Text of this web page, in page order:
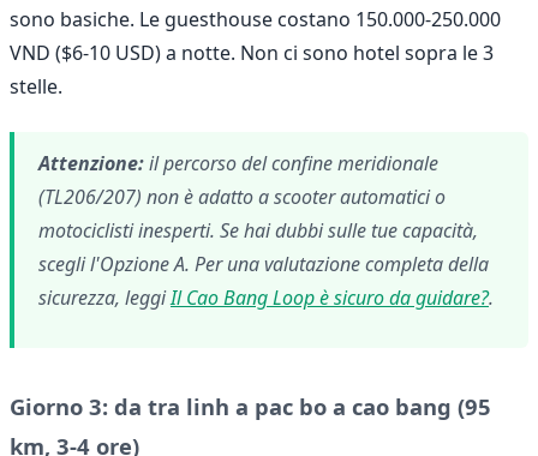
sono basiche. Le guesthouse costano 150.000-250.000
VND ($6-10 USD) a notte. Non ci sono hotel sopra le 3
stelle.
Attenzione:il percorso del confine meridionale
(TL206/207) non è adatto a scooter automatici o
motociclisti inesperti. Se hai dubbi sulle tue capacità,
scegli l'Opzione A. Per una valutazione completa della
sicurezza, leggiIl Cao Bang Loop è sicuro da guidare?.
Giorno 3: da tra linh a pac bo a cao bang (95
km, 3-4 ore)